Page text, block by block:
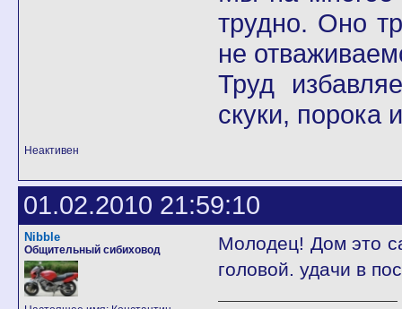
трудно. Оно
не
Труд
скуки, порока
Неактивен
01.02.2010 21:59:10
Nibble
Общительный сибиховод
Молодец! Дом это
головой. удачи в